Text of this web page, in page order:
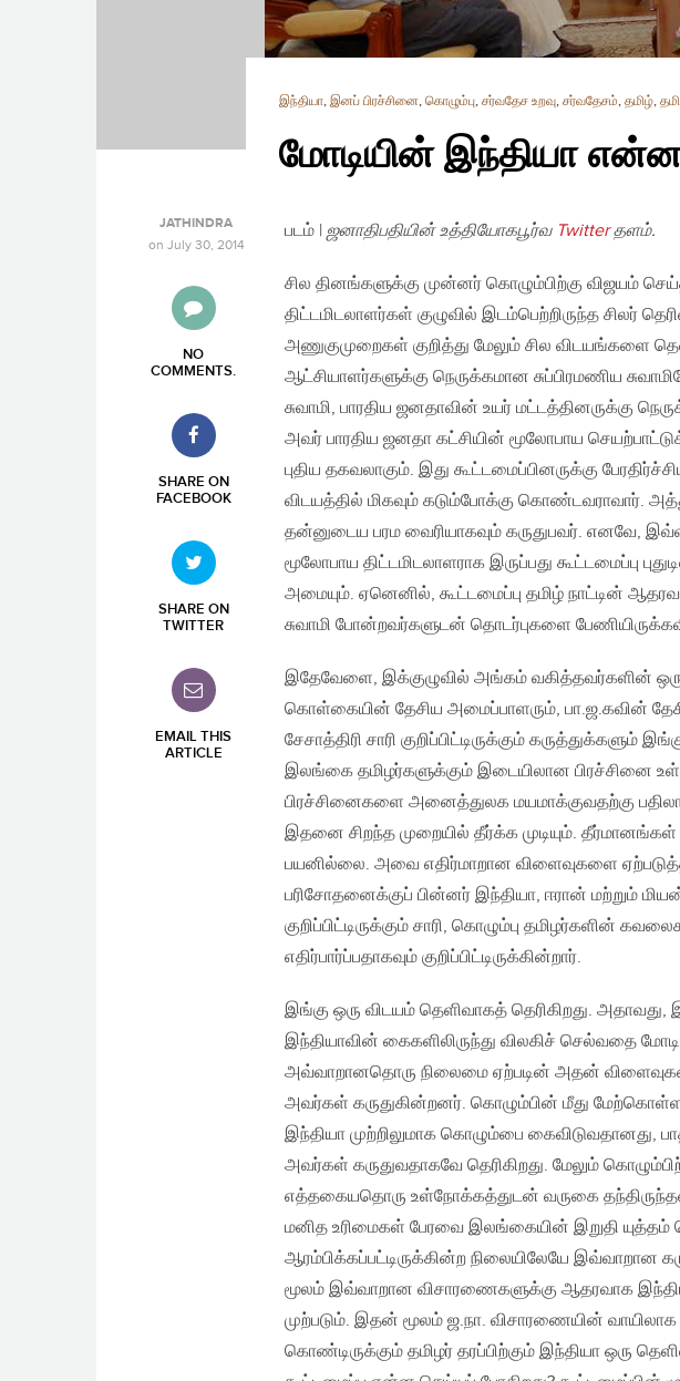
இந்தியா, இனப் பிரச்சினை, கொழும்பு, சர்வதேச உறவு, சர்வதேசம், தமிழ்,
மோடியின் இந்தியா என்ன
JATHINDRA
on July 30, 2014
NO
COMMENTS.
SHARE ON
FACEBOOK
SHARE ON
TWITTER
EMAIL THIS
ARTICLE
படம் | ஜனாதிபதியின் உத்தியோகபூர்வ Twitterதளம்.
சில தினங்களுக்கு முன்னர் கொழும்பிற்கு விஜயம்
திட்டமிடலாளர்கள் குழுவில் இடம்பெற்றிருந்த சிலர்
அணுகுமுறைகள் குறித்து மேலும் சில விடயங்களை
ஆட்சியாளர்களுக்கு நெருக்கமான சுப்பிரமணிய
சுவாமி, பாரதிய ஜனதாவின் உயர் மட்டத்தினருக்கு
அவர் பாரதிய ஜனதா கட்சியின் மூலோபாய
புதிய தகவலாகும். இது கூட்டமைப்பினருக்கு
விடயத்தில் மிகவும் கடும்போக்கு கொண்டவராவார்.
தன்னுடைய பரம வைரியாகவும் கருதுபவர். எனவே,
மூலோபாய திட்டமிடலாளராக இருப்பது கூட்டமைப்பு
அமையும். ஏனெனில், கூட்டமைப்பு தமிழ் நாட்டின்
சுவாமி போன்றவர்களுடன் தொடர்புகளை
இதேவேளை, இக்குழுவில் அங்கம் வகித்தவர்களின்
கொள்கையின் தேசிய அமைப்பாளரும், பா.ஜ.கவின்
சேசாத்திரி சாரி குறிப்பிட்டிருக்கும்
இலங்கை தமிழர்களுக்கும் இடையிலான பிரச்சினை
பிரச்சினைகளை அனைத்துலக மயமாக்குவதற்கு
இதனை சிறந்த முறையில் தீர்க்க முடியும்.
பயனில்லை. அவை எதிர்மாறான விளைவுகளை
பரிசோதனைக்குப் பின்னர் இந்தியா, ஈரான் மற்றும்
குறிப்பிட்டிருக்கும் சாரி, கொழும்பு தமிழர்களின்
எதிர்பார்ப்பதாகவும் குறிப்பிட்டிருக்கின்றார்.
இங்கு ஒரு விடயம் தெளிவாகத் தெரிகிறது.
இந்தியாவின் கைகளிலிருந்து விலகிச் செல்வதை
அவ்வாறானதொரு நிலைமை ஏற்படின் அதன்
அவர்கள் கருதுகின்றனர். கொழும்பின் மீது
இந்தியா முற்றிலுமாக கொழும்பை கைவிடுவதானது,
அவர்கள் கருதுவதாகவே தெரிகிறது. மேலும்
எத்தகையதொரு உள்நோக்கத்துடன் வருகை
மனித உரிமைகள் பேரவை இலங்கையின் இறுதி
ஆரம்பிக்கப்பட்டிருக்கின்ற நிலையிலேயே இவ்வாறான
மூலம் இவ்வாறான விசாரணைகளுக்கு ஆதரவாக
முற்படும். இதன் மூலம் ஜ.நா. விசாரணையின் வாயிலாக
கொண்டிருக்கும் தமிழர் தரப்பிற்கும் இந்தியா ஒரு